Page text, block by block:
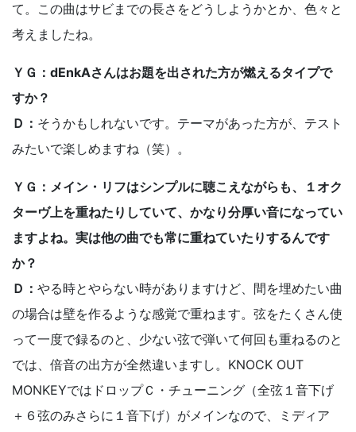
て。この曲はサビまでの長さをどうしようかとか、色々と
考えましたね。
ＹＧ：dEnkAさんはお題を出された方が燃えるタイプで
すか？
Ｄ： そうかもしれないです。テーマがあった方が、テスト
みたいで楽しめますね（笑）。
ＹＧ：メイン・リフはシンプルに聴こえながらも、１オク
ターヴ上を重ねたりしていて、かなり分厚い音になってい
ますよね。実は他の曲でも常に重ねていたりするんです
か？
Ｄ： やる時とやらない時がありますけど、間を埋めたい曲
の場合は壁を作るような感覚で重ねます。弦をたくさん使
って一度で録るのと、少ない弦で弾いて何回も重ねるのと
では、倍音の出方が全然違いますし。KNOCK OUT
MONKEYではドロップＣ・チューニング（全弦１音下げ
＋６弦のみさらに１音下げ）がメインなので、ミディア